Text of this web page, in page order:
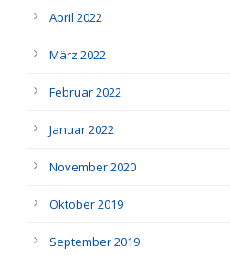
April 2022
März 2022
Februar 2022
Januar 2022
November 2020
Oktober 2019
September 2019